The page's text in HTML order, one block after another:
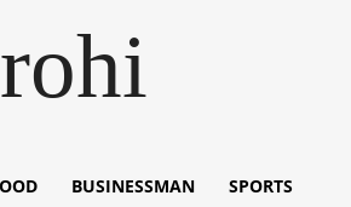
BUSINESSMAN SPORTS